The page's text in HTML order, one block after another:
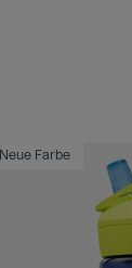
Neue Farbe